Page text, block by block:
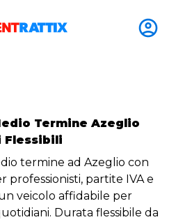
Termine Azeglio
Flessibili
termine ad Azeglio con
partite IVA e
veicolo affidabile per
Durata flessibile da